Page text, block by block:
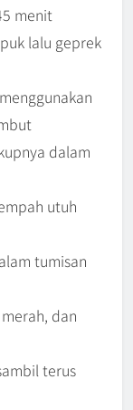
menit
lalu geprek
dalam
utuh
tumisan
dan
terus